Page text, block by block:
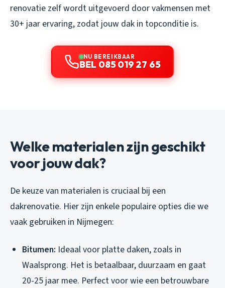
renovatie zelf wordt uitgevoerd door vakmensen met
30+ jaar ervaring, zodat jouw dak in topconditie is.
NU BEREIKBAAR
BEL 085 019 27 65
Welke materialen zijn geschikt
voor jouw dak?
De keuze van materialen is cruciaal bij een
dakrenovatie. Hier zijn enkele populaire opties die we
vaak gebruiken in Nijmegen:
Bitumen: Ideaal voor platte daken, zoals in
Waalsprong. Het is betaalbaar, duurzaam en gaat
20-25 jaar mee. Perfect voor wie een betrouwbare